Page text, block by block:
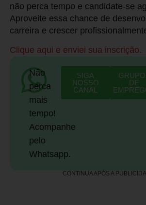
não perca tempo e candidate-se
Aproveite essa chance de
carreira e crescer
Clique aqui e enviei sua inscrição.
Não
perca
mais
tempo!
Acompanhe
pelo
Whatsapp.
SIGA
NOSSO
CANAL
DE
CONTINUA APÓS A